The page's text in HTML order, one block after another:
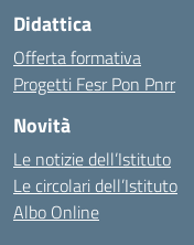
Didattica
Offerta formativa
Progetti Fesr Pon Pnrr
Novità
Le notizie dell’Istituto
Le circolari dell’Istituto
Albo Online